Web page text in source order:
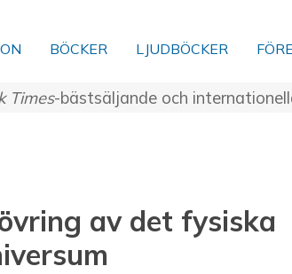
BÖCKER LJUDBÖCKER
Times-bästsäljande och
av det fysiska